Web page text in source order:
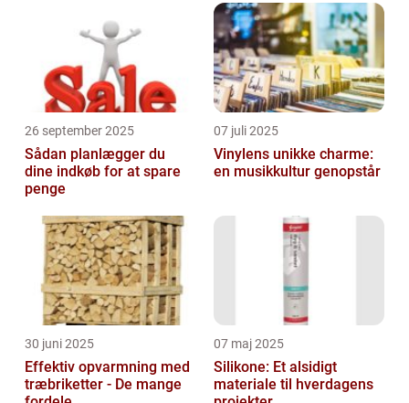
26 september 2025
Sådan planlægger du
dine indkøb for at spare
penge
07 juli 2025
Vinylens unikke charme:
en musikkultur genopstår
30 juni 2025
Effektiv opvarmning med
træbriketter - De mange
07 maj 2025
Silikone: Et alsidigt
materiale til hverdagens